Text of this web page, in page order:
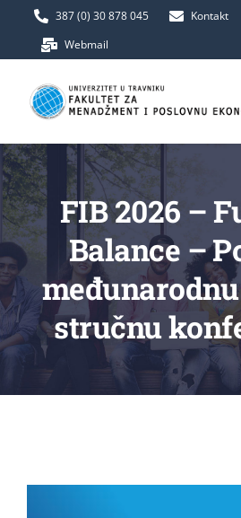
387 (0) 30 878 045 Kontakt
Webmail
Početna
Fakultet
Upis
Studij
FIB 2026 –
Balance –
stručnu